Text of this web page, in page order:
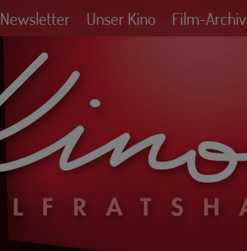
Newsletter Unser Kino Film-Archiv